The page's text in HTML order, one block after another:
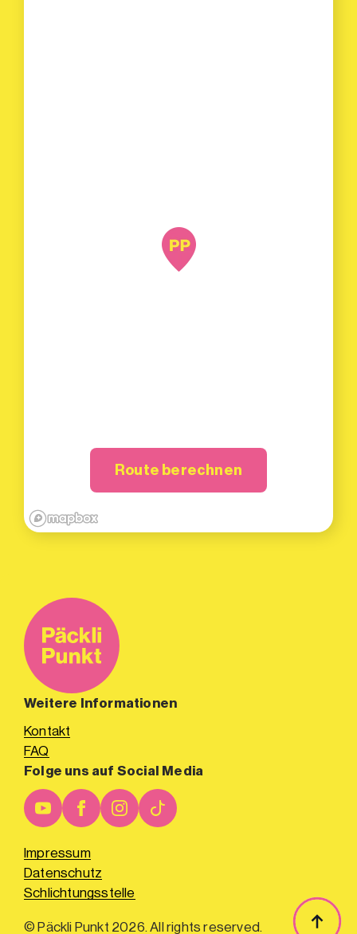
Route berechnen
Weitere Informationen
Kontakt
FAQ
Folge uns auf Social Media
Impressum
Datenschutz
Schlichtungsstelle
© Päckli Punkt 2026. All rights reserved.